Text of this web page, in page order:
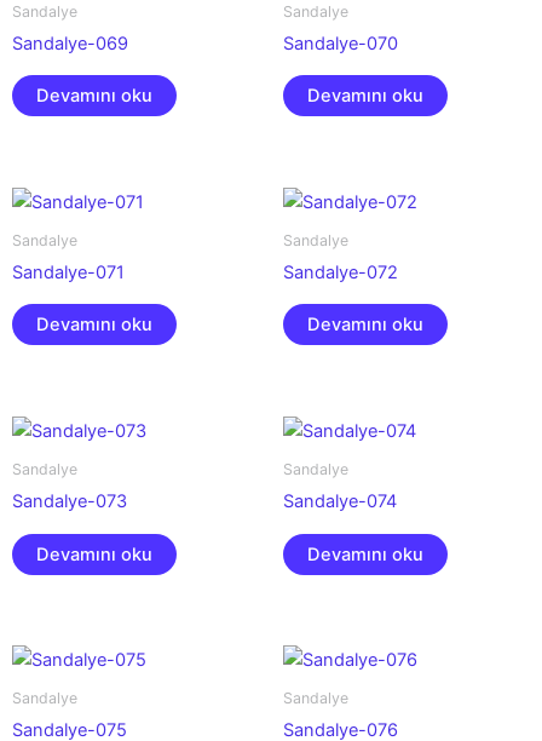
Sandalye
Sandalye-069
Devamını oku
Sandalye
Sandalye-070
Devamını oku
Sandalye
Sandalye-071
Devamını oku
Sandalye
Sandalye-072
Devamını oku
Sandalye
Sandalye-073
Devamını oku
Sandalye
Sandalye-074
Devamını oku
Sandalye
Sandalye-075
Sandalye
Sandalye-076